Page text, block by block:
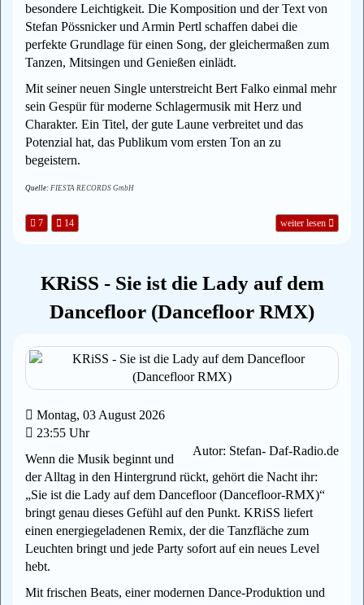
besondere Leichtigkeit. Die Komposition und der Text von
Stefan Pössnicker und Armin Pertl schaffen dabei die
perfekte Grundlage für einen Song, der gleichermaßen zum
Tanzen, Mitsingen und Genießen einlädt.
Mit seiner neuen Single unterstreicht Bert Falko einmal mehr
sein Gespür für moderne Schlagermusik mit Herz und
Charakter. Ein Titel, der gute Laune verbreitet und das
Potenzial hat, das Publikum vom ersten Ton an zu
begeistern.
Quelle: FIESTA RECORDS GmbH
7 14 weiter lesen
KRiSS - Sie ist die Lady auf dem
Dancefloor (Dancefloor RMX)
Montag, 03 August 2026
23:55 Uhr
Autor: Stefan- Daf-Radio.de
Wenn die Musik beginnt und
der Alltag in den Hintergrund rückt, gehört die Nacht ihr:
„Sie ist die Lady auf dem Dancefloor (Dancefloor‑RMX)“
bringt genau dieses Gefühl auf den Punkt. KRiSS liefert
einen energiegeladenen Remix, der die Tanzfläche zum
Leuchten bringt und jede Party sofort auf ein neues Level
hebt.
Mit frischen Beats, einer modernen Dance‑Produktion und